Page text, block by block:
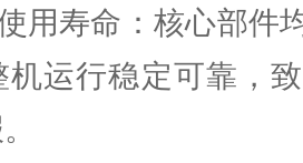
寿命：核心部件
机运行稳定可靠，